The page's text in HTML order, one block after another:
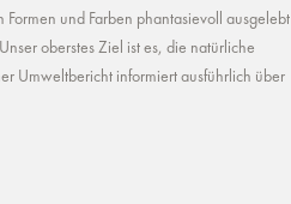
und Farben phantasievoll ausgelebt
oberstes Ziel ist es, die natürliche
Umweltbericht informiert ausführlich über